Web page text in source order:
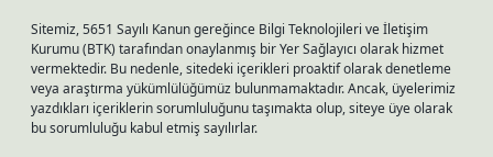
Sitemiz, 5651 Sayılı Kanun gereğince Bilgi Teknolojileri ve İletişim
Kurumu (BTK) tarafından onaylanmış bir Yer Sağlayıcı olarak hizmet
vermektedir. Bu nedenle, sitedeki içerikleri proaktif olarak denetleme
veya araştırma yükümlülüğümüz bulunmamaktadır. Ancak, üyelerimiz
yazdıkları içeriklerin sorumluluğunu taşımakta olup, siteye üye olarak
bu sorumluluğu kabul etmiş sayılırlar.